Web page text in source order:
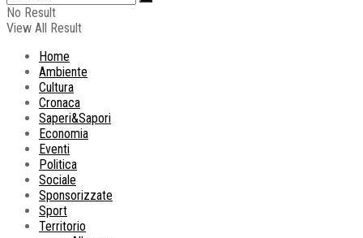
No Result
View All Result
Home
Ambiente
Cultura
Cronaca
Saperi&Sapori
Economia
Eventi
Politica
Sociale
Sponsorizzate
Sport
Territorio